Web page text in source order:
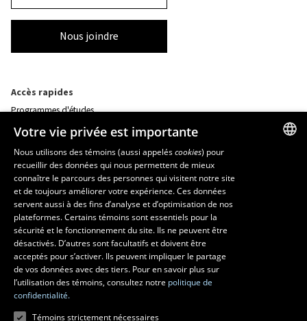
Nous joindre
Accès rapides
Programmes d'études
Nos départements et école
Foire aux questions
Ressources
monPortail
MESURES D'URGENCE
Composer le418 656-5555
Votre vie privée est importante
Nous utilisons des témoins (aussi appeléscookies) pour
recueillir des données qui nous permettent de mieux
connaître le parcours des personnes qui visitent notre site
et de toujours améliorer votre expérience. Ces données
servent aussi à des fins d’analyse et d’optimisation de nos
plateformes. Certains témoins sont essentiels pour la
sécurité et le fonctionnement du site. Ils ne peuvent être
désactivés. D’autres sont facultatifs et doivent être
acceptés pour s’activer. Ils peuvent impliquer le partage
de vos données avec des tiers. Pour en savoir plus sur
l’utilisation des témoins, consultez notre politique de
confidentialité.
Témoins strictement nécessaires